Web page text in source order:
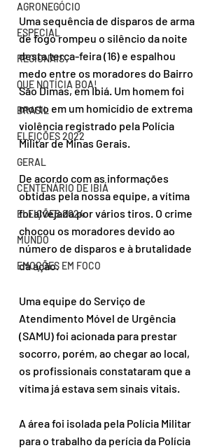
AGRONEGÓCIO
ESPECIAL
REGIONAIS
QUE NOTÍCIA BOA!
BRASIL
ELEIÇÕES 2022
GERAL
CENTENÁRIO DE IBIÁ
ELEIÇÕES 2024
MUNDO
EMOÇÕES EM FOCO
Uma sequência de disparos de arma
de fogo rompeu o silêncio da noite
desta terça-feira (16) e espalhou
medo entre os moradores do Bairro
São Dimas, em Ibiá. Um homem foi
morto em um homicídio de extrema
violência registrado pela Polícia
Militar de Minas Gerais.
De acordo com as informações
obtidas pela nossa equipe, a vítima
foi alvejada por vários tiros. O crime
chocou os moradores devido ao
número de disparos e à brutalidade
da ação.
Uma equipe do Serviço de
Atendimento Móvel de Urgência
(SAMU) foi acionada para prestar
socorro, porém, ao chegar ao local,
os profissionais constataram que a
vítima já estava sem sinais vitais.
A área foi isolada pela Polícia Militar
para o trabalho da perícia da Polícia